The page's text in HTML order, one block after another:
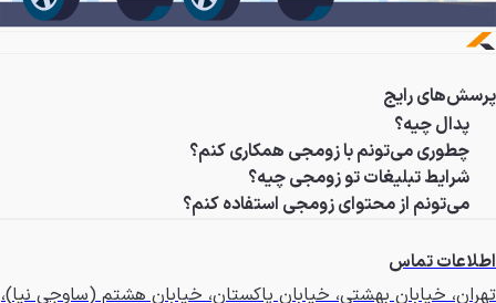
پرسش‌های رایج
پدال چیه؟
چطوری می‌تونم با زومجی همکاری کنم؟
شرایط تبلیغات تو زومجی چیه؟
می‌تونم از محتوای زومجی استفاده کنم؟
اطلاعات تماس
تهران، خیابان بهشتی، خیابان پاکستان، خیابان هشتم (ساوجی نیا)،